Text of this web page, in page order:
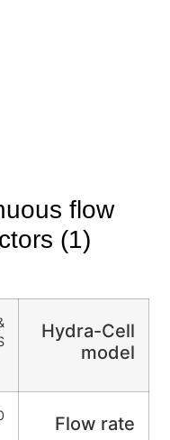
flow
(1)
Hydra-Cell
model
Flow rate